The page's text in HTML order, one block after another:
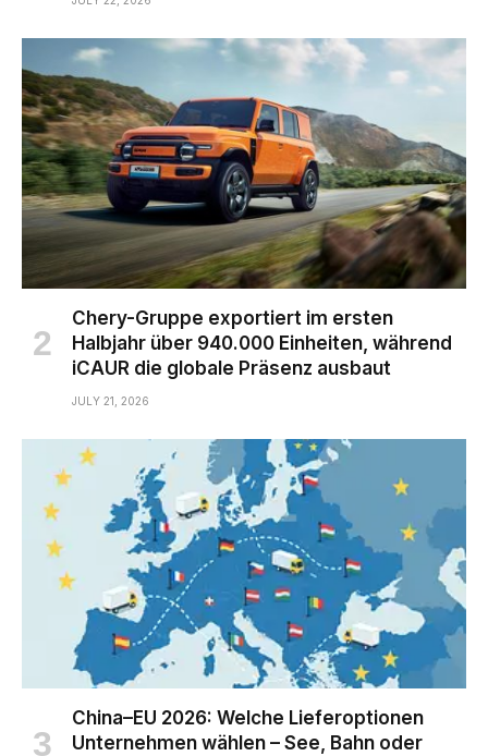
Chery-Gruppe exportiert im ersten
Halbjahr über 940.000 Einheiten, während
iCAUR die globale Präsenz ausbaut
JULY 21, 2026
China–EU 2026: Welche Lieferoptionen
Unternehmen wählen – See, Bahn oder